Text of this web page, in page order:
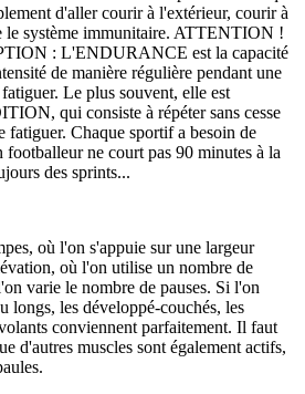
d'aller courir à l'extérieur, courir à
le système immunitaire. ATTENTION !
: L'ENDURANCE est la capacité
de manière régulière pendant une
Le plus souvent, elle est
qui consiste à répéter sans cesse
fatiguer. Chaque sportif a besoin de
ne court pas 90 minutes à la
des sprints...
où l'on s'appuie sur une largeur
où l'on utilise un nombre de
varie le nombre de pauses. Si l'on
longs, les développé-couchés, les
conviennent parfaitement. Il faut
d'autres muscles sont également actifs,